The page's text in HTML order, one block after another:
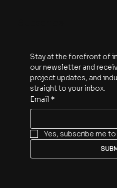
Stay at the forefront of
our newsletter and
project updates, and
straight to your inbox.
Email *
Yes, subscribe me